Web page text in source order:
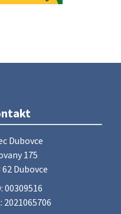
zváža
-
Dubovce
175
62 Dubovce
00309516
2021065706